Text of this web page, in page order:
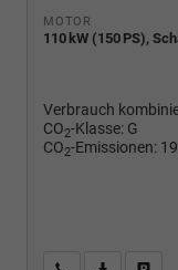
MOTOR
110 kW (150 PS),
Verbrauch
CO2-Klasse: G
CO2-Emissionen: